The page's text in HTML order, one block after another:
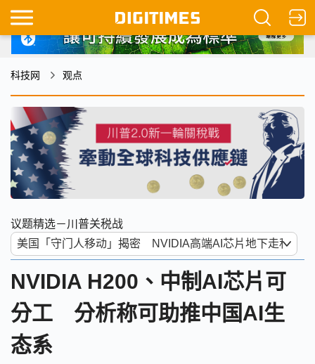
科技网 观点
议题精选－川普关税战
NVIDIA H200、中制AI芯片可
分工 分析称可助推中国AI生
态系